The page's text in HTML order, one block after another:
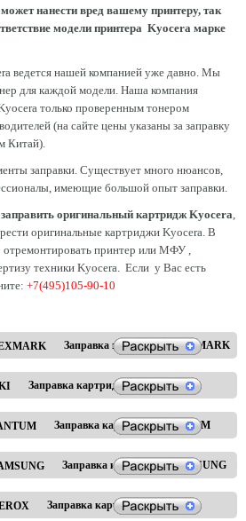
нанести вред вашему принтеру, так
модели принтера Kyocera марке
ведется нашей компанией уже давно. Мы
для каждой модели. Наша компания
только проверенным тонером
(на сайте цены указаны за заправку
Китай).
заправки. Существует много нюансов,
имеющие большой опыт заправки.
заправить оригинальный картридж Kyocera,
оригинальные картриджи Kyocera. В
принтер или МФУ ,
техники Kyocera. Если у Вас есть
+7(495)105-90-10
Заправка картриджей LEXMARK
Заправка картриджей OKI
Заправка картриджей PANTUM
Заправка картриджей SAMSUNG
Заправка картриджей XEROX